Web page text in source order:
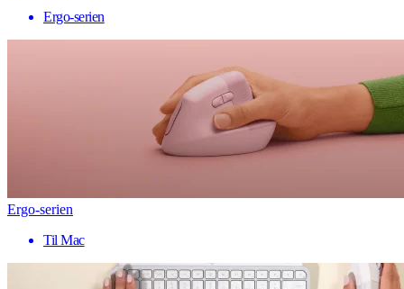
Ergo-serien
Ergo-serien
Til Mac